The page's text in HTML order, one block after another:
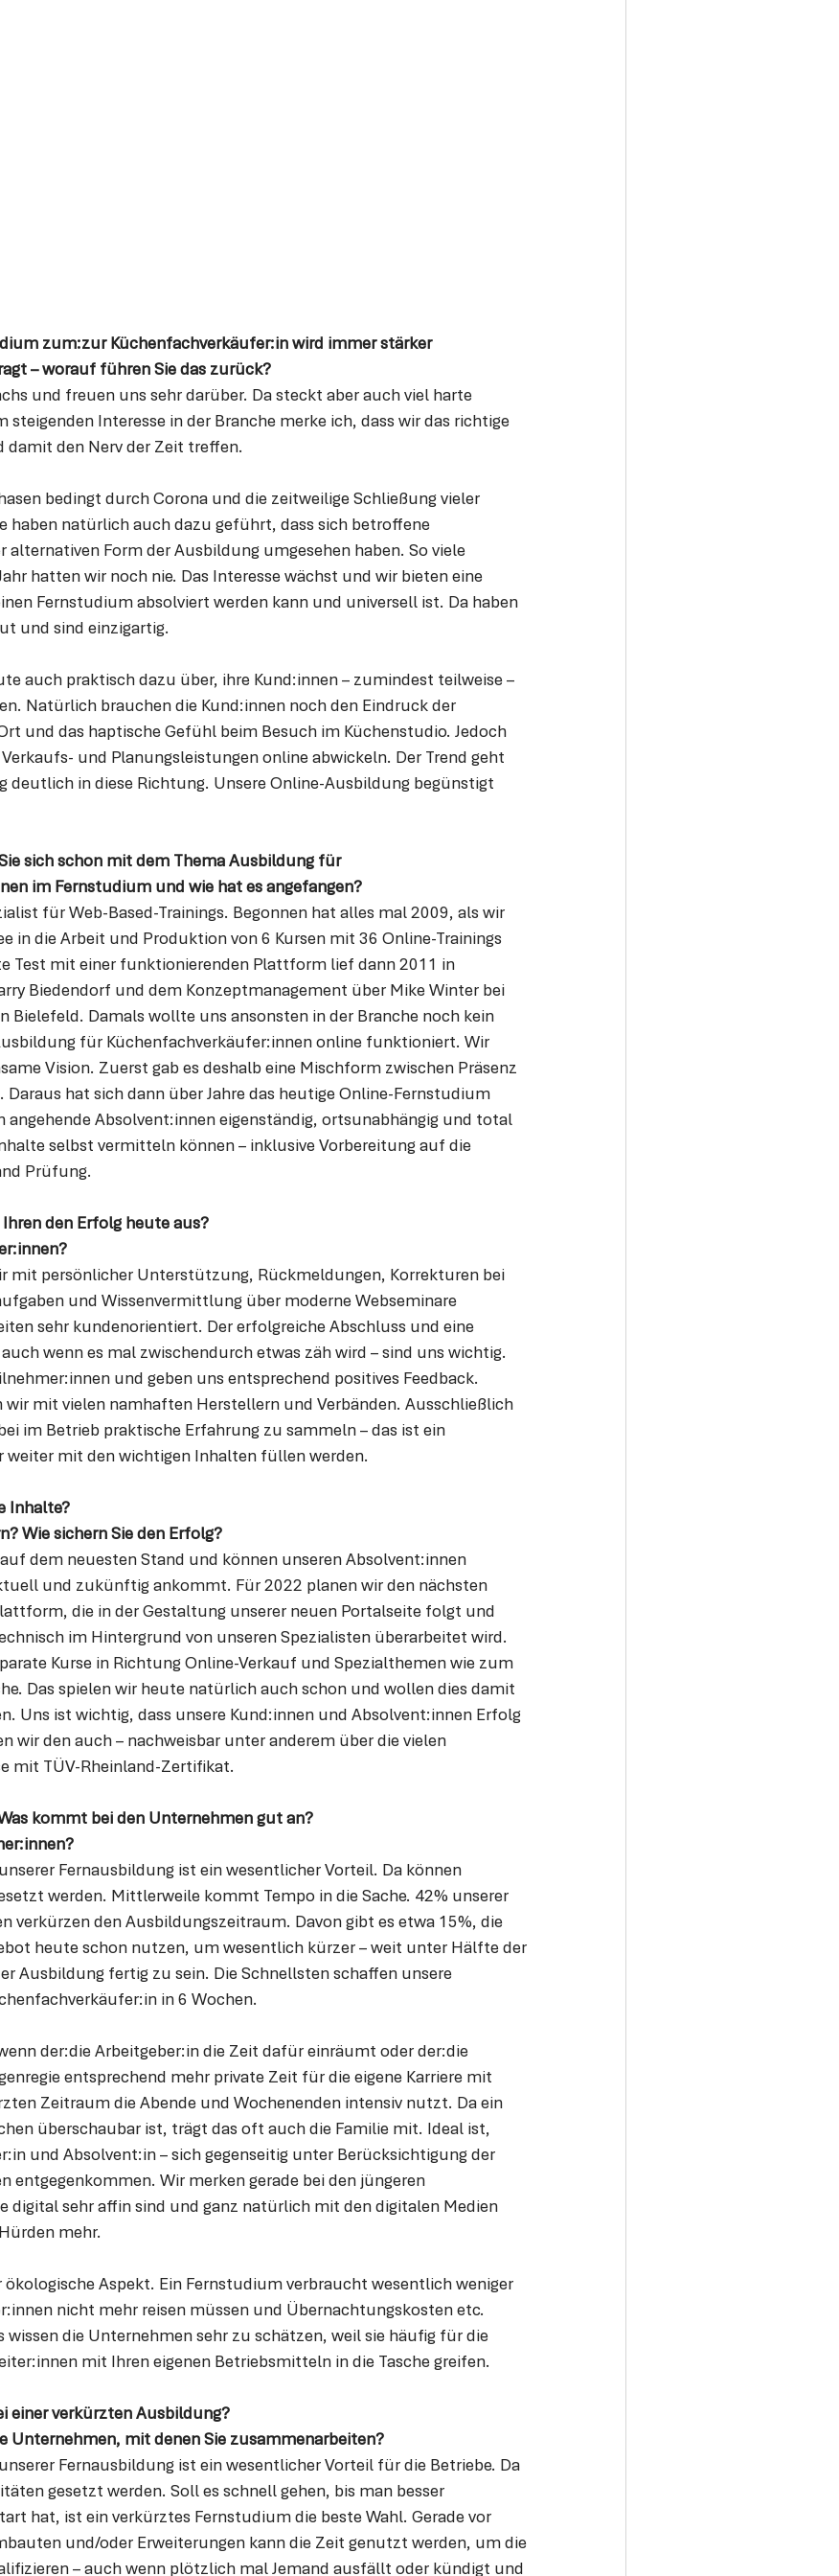
zum:zur Küchenfachverkäufer:in wird immer stärker
– worauf führen Sie das zurück?
und freuen uns sehr darüber. Da steckt aber auch viel harte
steigenden Interesse in der Branche merke ich, dass wir das richtige
damit den Nerv der Zeit treffen.
bedingt durch Corona und die zeitweilige Schließung vieler
haben natürlich auch dazu geführt, dass sich betroffene
alternativen Form der Ausbildung umgesehen haben. So viele
hatten wir noch nie. Das Interesse wächst und wir bieten eine
Fernstudium absolviert werden kann und universell ist. Da haben
und sind einzigartig.
auch praktisch dazu über, ihre Kund:innen – zumindest teilweise –
Natürlich brauchen die Kund:innen noch den Eindruck der
und das haptische Gefühl beim Besuch im Küchenstudio. Jedoch
und Planungsleistungen online abwickeln. Der Trend geht
deutlich in diese Richtung. Unsere Online-Ausbildung begünstigt
sich schon mit dem Thema Ausbildung für
im Fernstudium und wie hat es angefangen?
für Web-Based-Trainings. Begonnen hat alles mal 2009, als wir
in die Arbeit und Produktion von 6 Kursen mit 36 Online-Trainings
Test mit einer funktionierenden Plattform lief dann 2011 in
Biedendorf und dem Konzeptmanagement über Mike Winter bei
Bielefeld. Damals wollte uns ansonsten in der Branche noch kein
für Küchenfachverkäufer:innen online funktioniert. Wir
Vision. Zuerst gab es deshalb eine Mischform zwischen Präsenz
hat sich dann über Jahre das heutige Online-Fernstudium
Absolvent:innen eigenständig, ortsunabhängig und total
selbst vermitteln können – inklusive Vorbereitung auf die
Prüfung.
den Erfolg heute aus?
mit persönlicher Unterstützung, Rückmeldungen, Korrekturen bei
und Wissenvermittlung über moderne Webseminare
sehr kundenorientiert. Der erfolgreiche Abschluss und eine
wenn es mal zwischendurch etwas zäh wird – sind uns wichtig.
und geben uns entsprechend positives Feedback.
wir mit vielen namhaften Herstellern und Verbänden. Ausschließlich
im Betrieb praktische Erfahrung zu sammeln – das ist ein
weiter mit den wichtigen Inhalten füllen werden.
Inhalte?
Wie sichern Sie den Erfolg?
dem neuesten Stand und können unseren Absolvent:innen
und zukünftig ankommt. Für 2022 planen wir den nächsten
die in der Gestaltung unserer neuen Portalseite folgt und
im Hintergrund von unseren Spezialisten überarbeitet wird.
Kurse in Richtung Online-Verkauf und Spezialthemen wie zum
Das spielen wir heute natürlich auch schon und wollen dies damit
Uns ist wichtig, dass unsere Kund:innen und Absolvent:innen Erfolg
wir den auch – nachweisbar unter anderem über die vielen
mit TÜV-Rheinland-Zertifikat.
kommt bei den Unternehmen gut an?
Fernausbildung ist ein wesentlicher Vorteil. Da können
werden. Mittlerweile kommt Tempo in die Sache. 42% unserer
verkürzen den Ausbildungszeitraum. Davon gibt es etwa 15%, die
heute schon nutzen, um wesentlich kürzer – weit unter Hälfte der
Ausbildung fertig zu sein. Die Schnellsten schaffen unsere
in 6 Wochen.
der:die Arbeitgeber:in die Zeit dafür einräumt oder der:die
entsprechend mehr private Zeit für die eigene Karriere mit
Zeitraum die Abende und Wochenenden intensiv nutzt. Da ein
überschaubar ist, trägt das oft auch die Familie mit. Ideal ist,
und Absolvent:in – sich gegenseitig unter Berücksichtigung der
entgegenkommen. Wir merken gerade bei den jüngeren
digital sehr affin sind und ganz natürlich mit den digitalen Medien
mehr.
ökologische Aspekt. Ein Fernstudium verbraucht wesentlich weniger
nicht mehr reisen müssen und Übernachtungskosten etc.
wissen die Unternehmen sehr zu schätzen, weil sie häufig für die
mit Ihren eigenen Betriebsmitteln in die Tasche greifen.
einer verkürzten Ausbildung?
Unternehmen, mit denen Sie zusammenarbeiten?
Fernausbildung ist ein wesentlicher Vorteil für die Betriebe. Da
gesetzt werden. Soll es schnell gehen, bis man besser
hat, ist ein verkürztes Fernstudium die beste Wahl. Gerade vor
und/oder Erweiterungen kann die Zeit genutzt werden, um die
– auch wenn plötzlich mal Jemand ausfällt oder kündigt und